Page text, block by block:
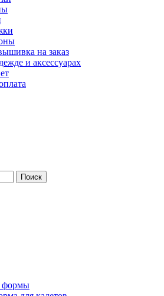
на заказ
и аксессуарах
Поиск
формы